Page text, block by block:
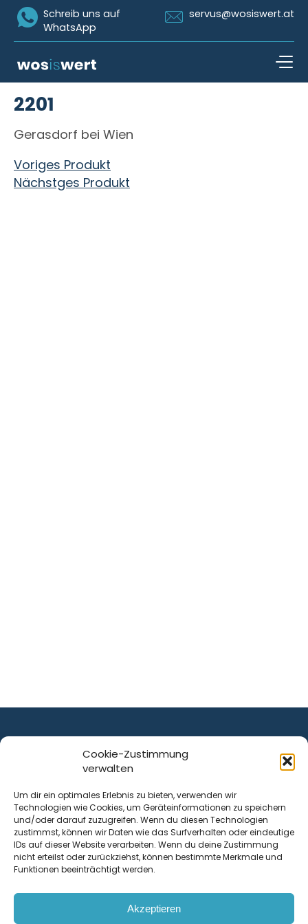
Cookie-Zustimmung
verwalten
Um dir ein optimales Erlebnis zu bieten, verwenden wir
Technologien wie Cookies, um Geräteinformationen zu speichern
und/oder darauf zuzugreifen. Wenn du diesen Technologien
zustimmst, können wir Daten wie das Surfverhalten oder eindeutige
IDs auf dieser Website verarbeiten. Wenn du deine Zustimmung
nicht erteilst oder zurückziehst, können bestimmte Merkmale und
Funktionen beeinträchtigt werden.
Akzeptieren
Icon Whatsapp
Schreib uns auf
WhatsApp
Icon Email
servus@wosiswert.at
2201
Gerasdorf bei Wien
Beitragsnavigation
Voriges Produkt
Nächstges Produkt
ist ein Service von
Krenn Real GmbH
Tischlerstraße 12
4050Traun| Österreich
Kontakt